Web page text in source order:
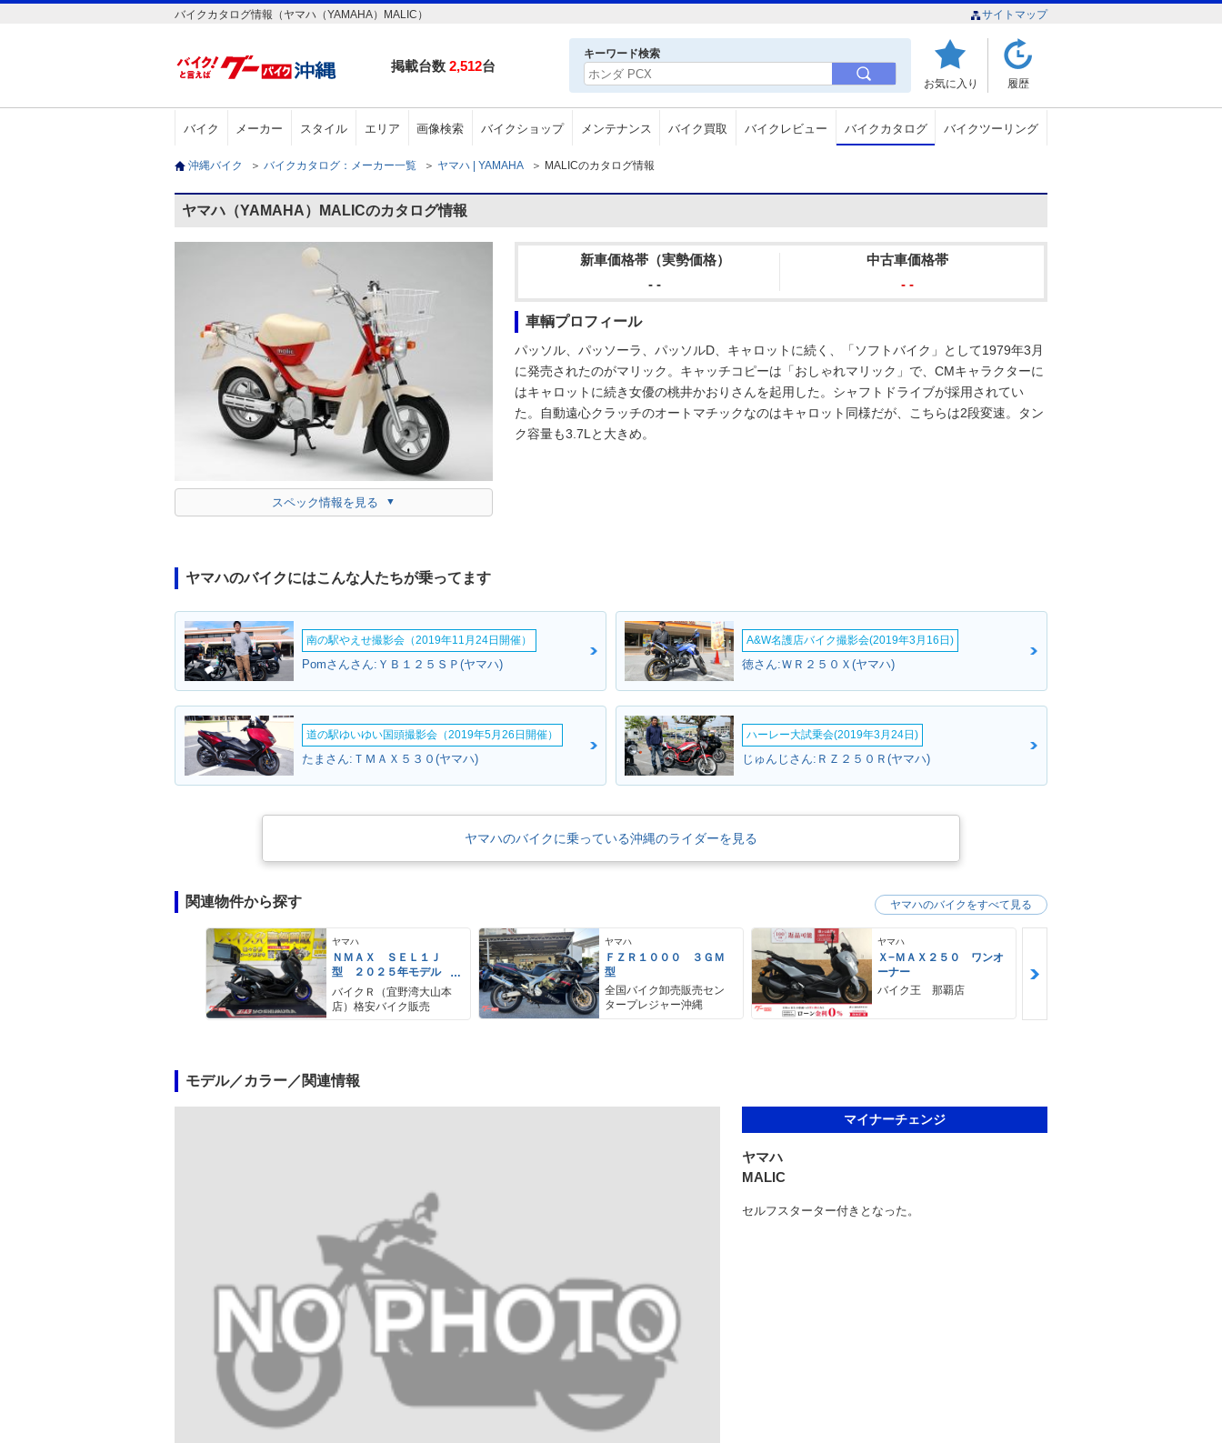
バイクカタログ情報（ヤマハ（YAMAHA）MALIC） サイトマップ
掲載台数 2,512台
キーワード検索
お気に入り 履歴
バイク メーカー スタイル エリア 画像検索 バイクショップ メンテナンス バイク買取 バイクレビュー バイクカタログ バイクツーリング
沖縄バイク ＞ バイクカタログ：メーカー一覧 ＞ ヤマハ | YAMAHA ＞ MALICのカタログ情報
ヤマハ（YAMAHA）MALICのカタログ情報
スペック情報を見る
新車価格帯（実勢価格）
- -
中古車価格帯
- -
車輌プロフィール
パッソル、パッソーラ、パッソルD、キャロットに続く、「ソフトバイク」として1979年3月
に発売されたのがマリック。キャッチコピーは「おしゃれマリック」で、CMキャラクターに
はキャロットに続き女優の桃井かおりさんを起用した。シャフトドライブが採用されてい
た。自動遠心クラッチのオートマチックなのはキャロット同様だが、こちらは2段変速。タン
ク容量も3.7Lと大きめ。
ヤマハのバイクにはこんな人たちが乗ってます
南の駅やえせ撮影会（2019年11月24日開催）
Pomさんさん:ＹＢ１２５ＳＰ(ヤマハ)
A&W名護店バイク撮影会(2019年3月16日)
徳さん:ＷＲ２５０Ｘ(ヤマハ)
道の駅ゆいゆい国頭撮影会（2019年5月26日開催）
たまさん:ＴＭＡＸ５３０(ヤマハ)
ハーレー大試乗会(2019年3月24日)
じゅんじさん:ＲＺ２５０Ｒ(ヤマハ)
ヤマハのバイクに乗っている沖縄のライダーを見る
関連物件から探す
ヤマハ
ＮＭＡＸ ＳＥＬ１Ｊ
型 ２０２５年モデル
ＡＢＳ キーレス リア
キャリア リアＢＯＸ
バイクＲ（宜野湾大山本
店）格安バイク販売
ヤマハ
ＦＺＲ１０００ ３ＧＭ
型
全国バイク卸売販売セン
タープレジャー沖縄
ヤマハ
Ｘ−ＭＡＸ２５０ ワンオ
ーナー
バイク王 那覇店
ヤマハのバイクをすべて見る
モデル／カラー／関連情報
マイナーチェンジ
ヤマハ
MALIC
セルフスターター付きとなった。